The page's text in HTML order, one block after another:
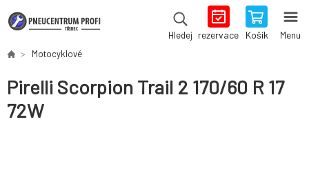
Hledej rezervace Košík Menu
Motocyklové
Pirelli Scorpion Trail 2 170/60 R 17
72W